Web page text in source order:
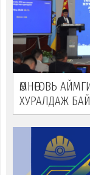
ӨМНӨГОВЬ
ХУРАЛДАЖ